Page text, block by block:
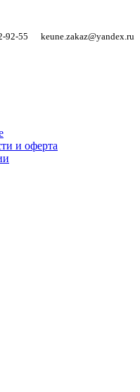
92-55 keune.zakaz@yandex.ru
и оферта